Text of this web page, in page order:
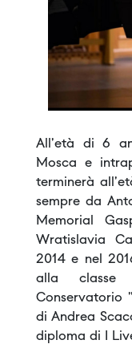
All'età di 6
Mosca e
terminerà
sempre da
Memorial
Wratislavia
2014 e nel
alla classe
Conservatorio
di Andrea
diploma di I